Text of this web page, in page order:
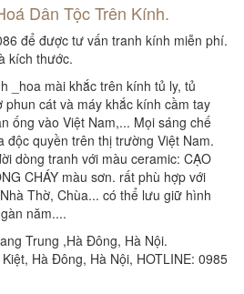
Dân Tộc Trên Kính.
để được tư vấn tranh kính miễn phí.
kích thước.
_hoa mài khắc trên kính tủ ly, tủ
cát và máy khắc kính cầm tay
ống vào Việt Nam,... Mọi sáng chế
độc quyền trên thị trường Việt Nam.
dòng tranh với màu ceramic: CẠO
CHÁY màu sơn. rất phù hợp với
Thờ, Chùa... có thể lưu giữ hình
năm....
Trung ,Hà Đông, Hà Nội.
Hà Đông, Hà Nội, HOTLINE: 0985